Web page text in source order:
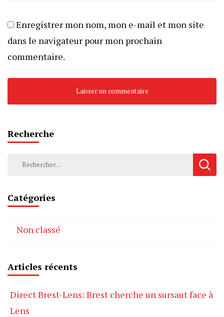
Enregistrer mon nom, mon e-mail et mon site
dans le navigateur pour mon prochain
commentaire.
Recherche
Rechercher :
Catégories
Non classé
Articles récents
Direct Brest-Lens: Brest cherche un sursaut face à
Lens